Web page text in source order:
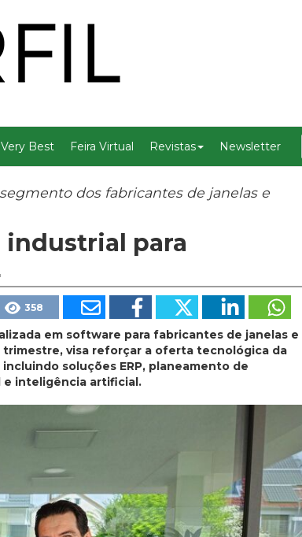
Best Feira Virtual Revistas Newsletter
dos fabricantes de janelas e
para
358
em software para fabricantes de janelas e
visa reforçar a oferta tecnológica da
soluções ERP, planeamento de
e inteligência artificial.